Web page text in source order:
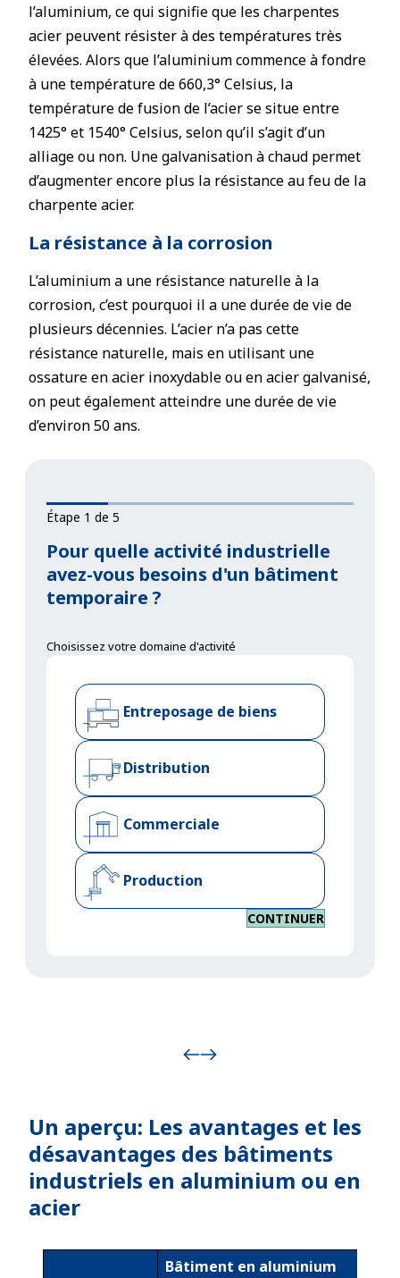
l’aluminium, ce qui signifie que les charpentes
acier peuvent résister à des températures très
élevées. Alors que l’aluminium commence à fondre
à une température de 660,3° Celsius, la
température de fusion de l’acier se situe entre
1425° et 1540° Celsius, selon qu’il s’agit d’un
alliage ou non. Une galvanisation à chaud permet
d’augmenter encore plus la résistance au feu de la
charpente acier.
La résistance à la corrosion
L’aluminium a une résistance naturelle à la
corrosion, c’est pourquoi il a une durée de vie de
plusieurs décennies. L’acier n’a pas cette
résistance naturelle, mais en utilisant une
ossature en acier inoxydable ou en acier galvanisé,
on peut également atteindre une durée de vie
d’environ 50 ans.
Étape 1 de 5
Pour quelle activité industrielle
avez-vous besoins d'un bâtiment
temporaire ?
Choisissez votre domaine d'activité
Entreposage de biens
Distribution
Commerciale
Production
CONTINUER
Un aperçu: Les avantages et les
désavantages des bâtiments
industriels en aluminium ou en
acier
Bâtiment en aluminium